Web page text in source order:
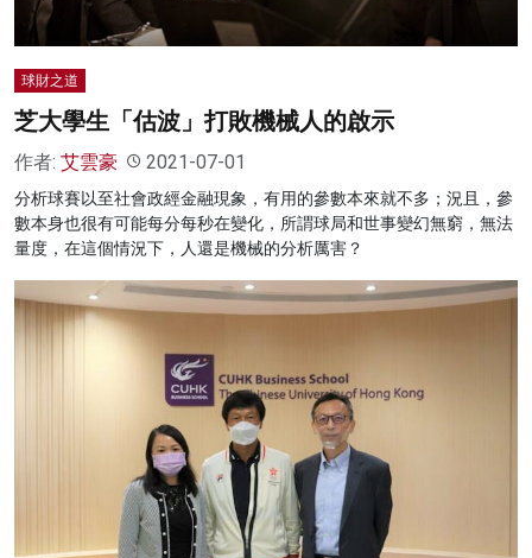
球財之道
芝大學生「估波」打敗機械人的啟示
作者: 艾雲豪 2021-07-01
分析球賽以至社會政經金融現象，有用的參數本來就不多；況且，參
數本身也很有可能每分每秒在變化，所謂球局和世事變幻無窮，無法
量度，在這個情況下，人還是機械的分析厲害？